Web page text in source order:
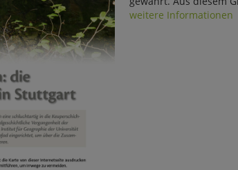
weitere Informationen